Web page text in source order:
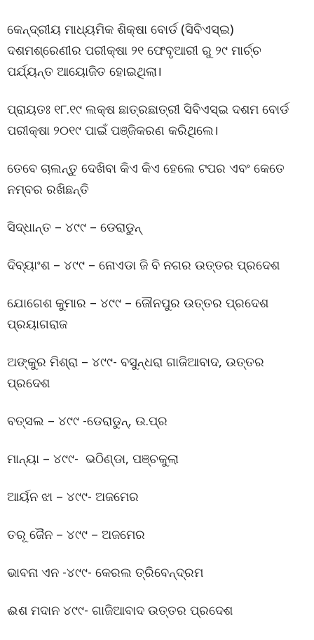
କେନ୍ଦ୍ରୀୟ ମାଧ୍ୟମିକ ଶିକ୍ଷା ବୋର୍ଡ (ସିବିଏସ୍ଇ)
ଦଶମଶ୍ରେଣୀର ପରୀକ୍ଷା ୨୧ ଫେବୃଆରୀ ରୁ ୨୯ ମାର୍ଚ୍ଚ
ପର୍ଯ୍ୟନ୍ତ ଆୟୋଜିତ ହୋଇଥିଲା।
ପ୍ରାୟତଃ ୧୮.୧୯ ଲକ୍ଷ ଛାତ୍ରଛାତ୍ରୀ ସିବିଏସ୍ଇ ଦଶମ ବୋର୍ଡ
ପରୀକ୍ଷା ୨୦୧୯ ପାଇଁ ପଞ୍ଜିକରଣ କରିଥିଲେ।
ତେବେ ଚାଲନ୍ତୁ ଦେଖିବା କିଏ କିଏ ହେଲେ ଟପର ଏବଂ କେତେ
ନମ୍ବର ରଖିଛନ୍ତି
ସିଦ୍ଧାନ୍ତ – ୪୯୯ – ଡେରାଡୁନ୍
ଦିବ୍ୟାଂଶ – ୪୯୯ – ନୋଏଡା ଜି ବି ନଗର ଉତ୍ତର ପ୍ରଦେଶ
ଯୋଗେଶ କୁମାର – ୪୯୯ – ଜୌନପୁର ଉତ୍ତର ପ୍ରଦେଶ
ପ୍ରୟାଗରାଜ
ଅଙ୍କୁର ମିଶ୍ରା – ୪୯୯- ବସୁନ୍ଧରା ଗାଜିଆବାଦ, ଉତ୍ତର
ପ୍ରଦେଶ
ବତ୍ସଲ – ୪୯୯ -ଡେରାଡୁନ୍, ଉ.ପ୍ର
ମାନ୍ୟା – ୪୯୯- ଭଠିଣ୍ଡା, ପଞ୍ଚକୁଲା
ଆର୍ୟନ ଝା – ୪୯୯- ଅଜମେର
ତରୂ ଜୈନ – ୪୯୯ – ଅଜମେର
ଭାବନା ଏନ -୪୯୯- କେରଲ ତ୍ରିବେନ୍ଦ୍ରମ
ଈଶ ମଦାନ ୪୯୯- ଗାଜିଆବାଦ ଉତ୍ତର ପ୍ରଦେଶ